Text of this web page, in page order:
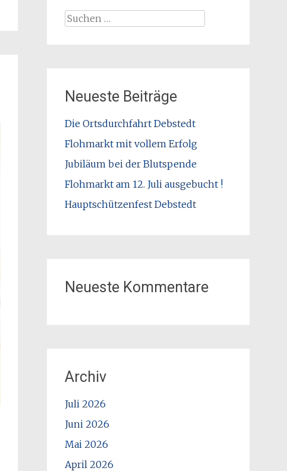
Suchen
Neueste Beiträge
Die Ortsdurchfahrt Debstedt
Flohmarkt mit vollem Erfolg
Jubiläum bei der Blutspende
Flohmarkt am 12. Juli ausgebucht !
Hauptschützenfest Debstedt
Neueste Kommentare
Archiv
Juli 2026
Juni 2026
Mai 2026
April 2026